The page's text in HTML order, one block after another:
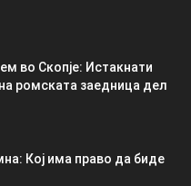
во Скопје: Истакнати
ромската заедница дел
Кој има право да биде